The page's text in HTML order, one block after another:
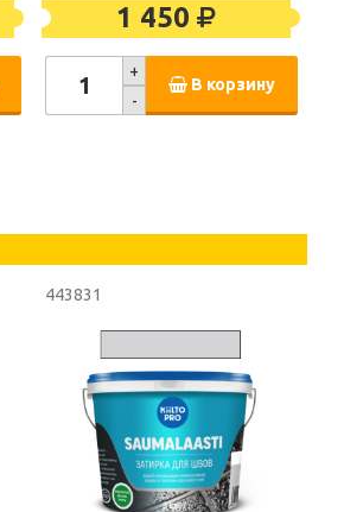
1 450
+
-
В корзину
443831